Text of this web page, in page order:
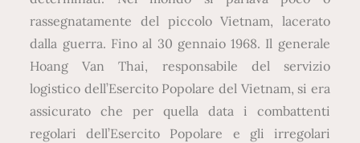
rassegnatamente del piccolo Vietnam, lacerato
dalla guerra. Fino al 30 gennaio 1968. Il generale
Hoang Van Thai, responsabile del servizio
logistico dell’Esercito Popolare del Vietnam, si era
assicurato che per quella data i combattenti
regolari dell’Esercito Popolare e gli irregolari